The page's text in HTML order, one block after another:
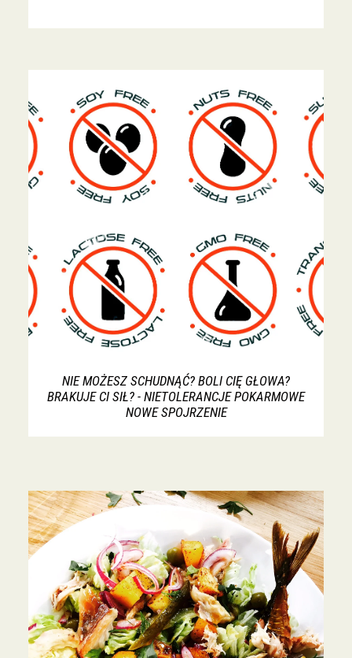
NIE MOŻESZ SCHUDNĄĆ? BOLI CIĘ GŁOWA?
BRAKUJE CI SIŁ? - NIETOLERANCJE POKARMOWE
NOWE SPOJRZENIE